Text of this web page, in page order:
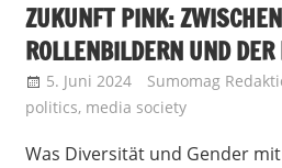
ZUKUNFT PINK:
ROLLENBILDERN UND
5. Juni 2024 Sumomag
politics, media society
Was Diversität und Gender